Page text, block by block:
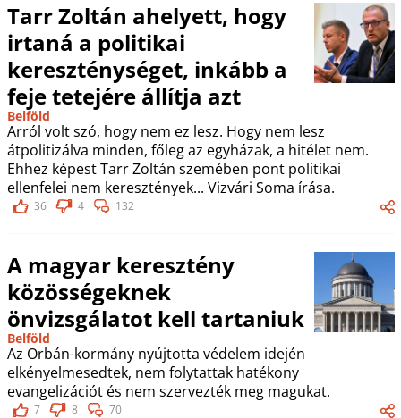
Tarr Zoltán ahelyett, hogy
irtaná a politikai
kereszténységet, inkább a
feje tetejére állítja azt
Belföld
Arról volt szó, hogy nem ez lesz. Hogy nem lesz
átpolitizálva minden, főleg az egyházak, a hitélet nem.
Ehhez képest Tarr Zoltán szemében pont politikai
ellenfelei nem keresztények... Vizvári Soma írása.
36 4 132
A magyar keresztény
közösségeknek
önvizsgálatot kell tartaniuk
Belföld
Az Orbán-kormány nyújtotta védelem idején
elkényelmesedtek, nem folytattak hatékony
evangelizációt és nem szervezték meg magukat.
7 8 70